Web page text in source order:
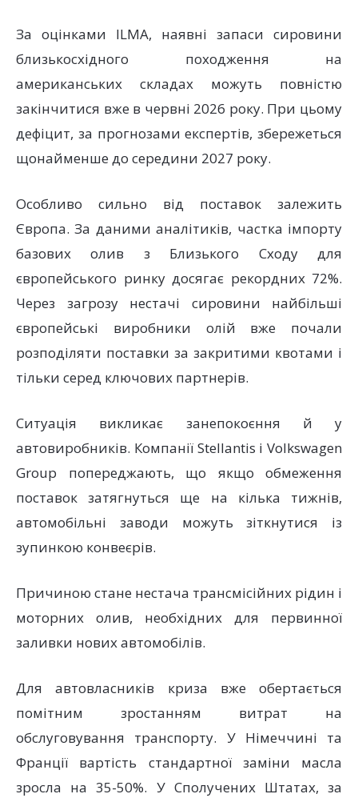
За оцінками ILMA, наявні запаси сировини
близькосхідного походження на
американських складах можуть повністю
закінчитися вже в червні 2026 року. При цьому
дефіцит, за прогнозами експертів, збережеться
щонайменше до середини 2027 року.
Особливо сильно від поставок залежить
Європа. За даними аналітиків, частка імпорту
базових олив з Близького Сходу для
європейського ринку досягає рекордних 72%.
Через загрозу нестачі сировини найбільші
європейські виробники олій вже почали
розподіляти поставки за закритими квотами і
тільки серед ключових партнерів.
Ситуація викликає занепокоєння й у
автовиробників. Компанії Stellantis і Volkswagen
Group попереджають, що якщо обмеження
поставок затягнуться ще на кілька тижнів,
автомобільні заводи можуть зіткнутися із
зупинкою конвеєрів.
Причиною стане нестача трансмісійних рідин і
моторних олив, необхідних для первинної
заливки нових автомобілів.
Для автовласників криза вже обертається
помітним зростанням витрат на
обслуговування транспорту. У Німеччині та
Франції вартість стандартної заміни масла
зросла на 35-50%. У Сполучених Штатах, за